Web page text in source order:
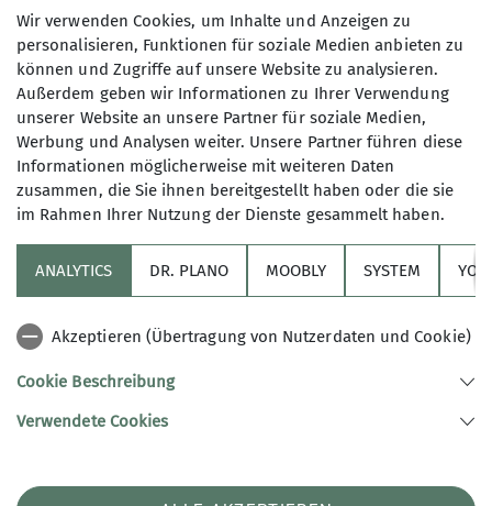
Die 70er und 80er Jahre und die
Wiedervereinigung
1974 – 1998
01.01.1974
mehr erfahren
Andere Themen
JDAV Kletterwerk Klimaschutz Sektion ÖV
Links
Sektion Konstanz des Deutschen Alpenvereins e.V.
Wir verwenden Cookies, um Inhalte und Anzeigen zu
personalisieren, Funktionen für soziale Medien anbieten zu
können und Zugriffe auf unsere Website zu analysieren.
Außerdem geben wir Informationen zu Ihrer Verwendung
unserer Website an unsere Partner für soziale Medien,
Werbung und Analysen weiter. Unsere Partner führen diese
Informationen möglicherweise mit weiteren Daten
zusammen, die Sie ihnen bereitgestellt haben oder die sie
im Rahmen Ihrer Nutzung der Dienste gesammelt haben.
ANALYTICS DR. PLANO MOOBLY SYSTEM
Akzeptieren (Übertragung von Nutzerdaten und Cookie)
Cookie Beschreibung
Verwendete Cookies